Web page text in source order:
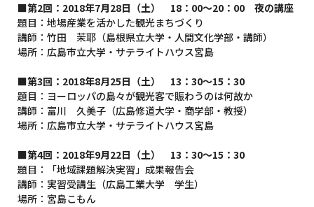
■第2回：2018年7月28日（土） 18：00～20：00 夜の講座
題目：地場産業を活かした観光まちづくり
講師：竹田 茉耶（島根県立大学・人間文化学部・講師）
場所：広島市立大学・サテライトハウス宮島
■第3回：2018年8月25日（土） 13：30～15：30
題目：ヨーロッパの島々が観光客で賑わうのは何故か
講師：富川 久美子（広島修道大学・商学部・教授）
場所：広島市立大学・サテライトハウス宮島
■第4回：2018年9月22日（土） 13：30～15：30
題目：「地域課題解決実習」成果報告会
講師：実習受講生（広島工業大学 学生）
場所：宮島こもん